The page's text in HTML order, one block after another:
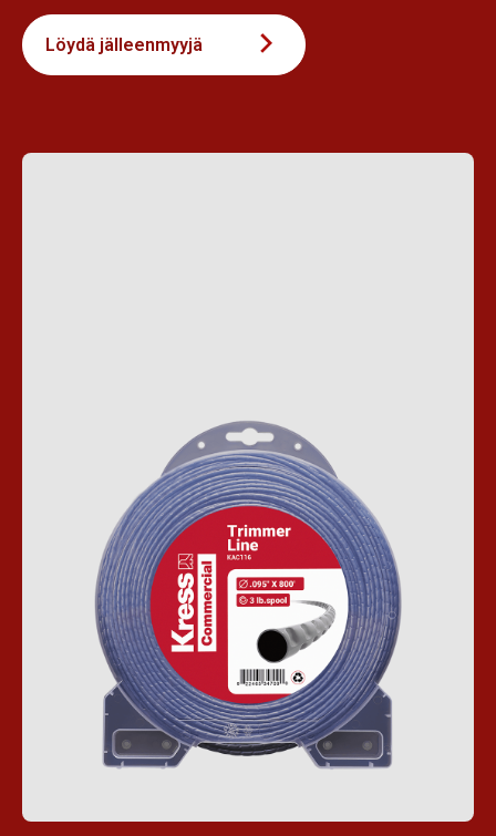
Löydä jälleenmyyjä